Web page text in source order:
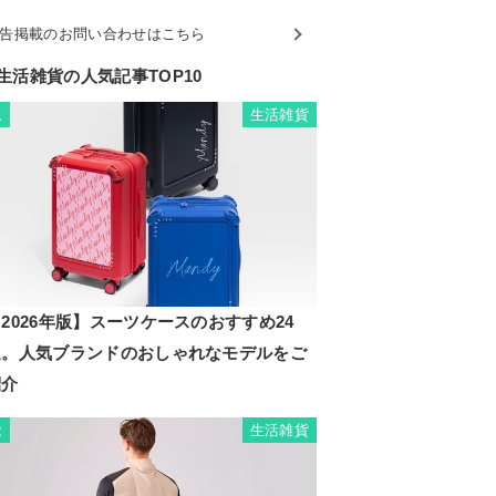
掲載のお問い合わせはこちら
活雑貨の人気記事TOP10
生活雑貨
年版】スーツケースのおすすめ24
人気ブランドのおしゃれなモデルをご
生活雑貨